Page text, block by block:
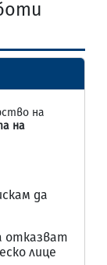
на
на
да
отказват
лице